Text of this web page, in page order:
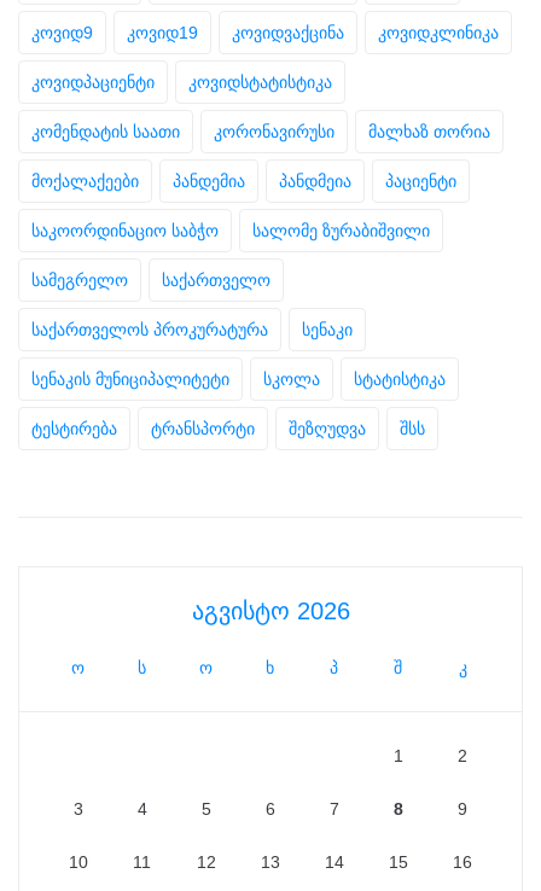
კოვიდ9 კოვიდ19 კოვიდვაქცინა კოვიდკლინიკა
კოვიდპაციენტი კოვიდსტატისტიკა
კომენდატის საათი კორონავირუსი მალხაზ თორია
მოქალაქეები პანდემია პანდმეია პაციენტი
საკოორდინაციო საბჭო სალომე ზურაბიშვილი
სამეგრელო საქართველო
საქართველოს პროკურატურა სენაკი
სენაკის მუნიციპალიტეტი სკოლა სტატისტიკა
ტესტირება ტრანსპორტი შეზღუდვა შსს
აგვისტო 2026
ო ს ო ხ პ შ კ
1 2
3 4 5 6 7 8 9
10 11 12 13 14 15 16